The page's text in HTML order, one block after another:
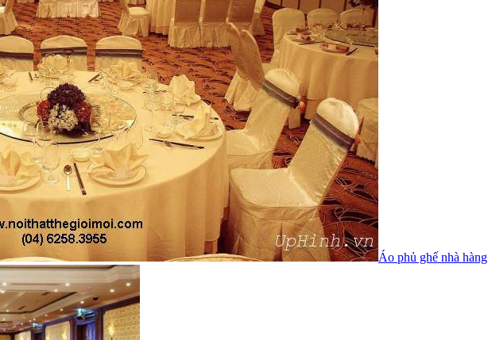
Áo phủ ghế nhà hàng